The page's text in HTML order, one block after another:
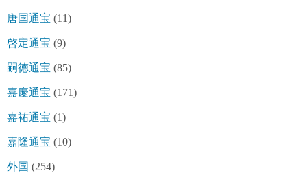
唐国通宝 (11)
啓定通宝 (9)
嗣徳通宝 (85)
嘉慶通宝 (171)
嘉祐通宝 (1)
嘉隆通宝 (10)
外国 (254)